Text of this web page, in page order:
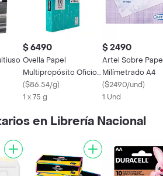
$ 6490
Ovella Papel
Multipropósito Oficio
75 g
($86.54/g)
1 x 75 g
$ 2490
Artel Sobre Papel
Milímetrado A4
($2490/und)
1 Und
en Librería Nacional